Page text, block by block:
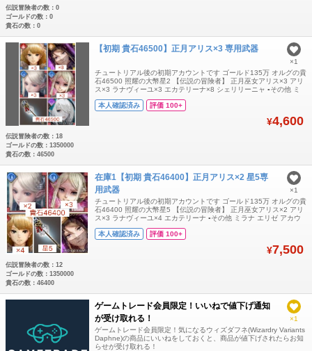
伝説冒険者の数：0
ゴールドの数：0
貴石の数：0
【初期 貴石46500】正月アリス×3 専用武器
チュートリアル後の初期アカウントです ゴールド135万 オルグの貴
石46500 照耀の大幣星2 【伝説の冒険者】 正月巫女アリス×3 アリ
ス×3 ラナヴィーユ×3 エカテリーナ×8 シェリリーニャ ▪️その他 ミ
ります
本人確認済み 評価 100+
¥4,600
×1
伝説冒険者の数：18
ゴールドの数：1350000
貴石の数：46500
在庫1【初期 貴石46400】正月アリス×2 星5専
用武器
チュートリアル後の初期アカウントです ゴールド135万 オルグの貴
石46400 照耀の大幣星5 【伝説の冒険者】 正月巫女アリス×2 アリ
ス×3 ラナヴィーユ×4 エカテリーナ ▪️その他 ミラナ エリゼ アカウ
本人確認済み
評価 100+
¥7,500
×1
伝説冒険者の数：12
ゴールドの数：1350000
貴石の数：46400
ゲームトレード会員限定！いいねで値下げ通知
が受け取れる！
ゲームトレード会員限定！気になるウィズダフネ(Wizardry Variants
Daphne)の商品にいいねをしておくと、商品が値下げされたらお知
らせが受け取れる！
×1